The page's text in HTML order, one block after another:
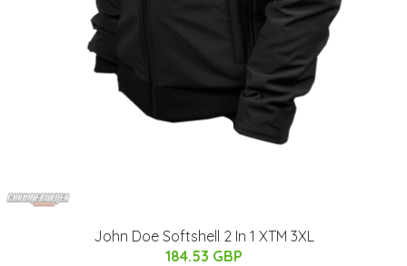
John Doe Softshell 2 In 1 XTM 3XL
184.53 GBP